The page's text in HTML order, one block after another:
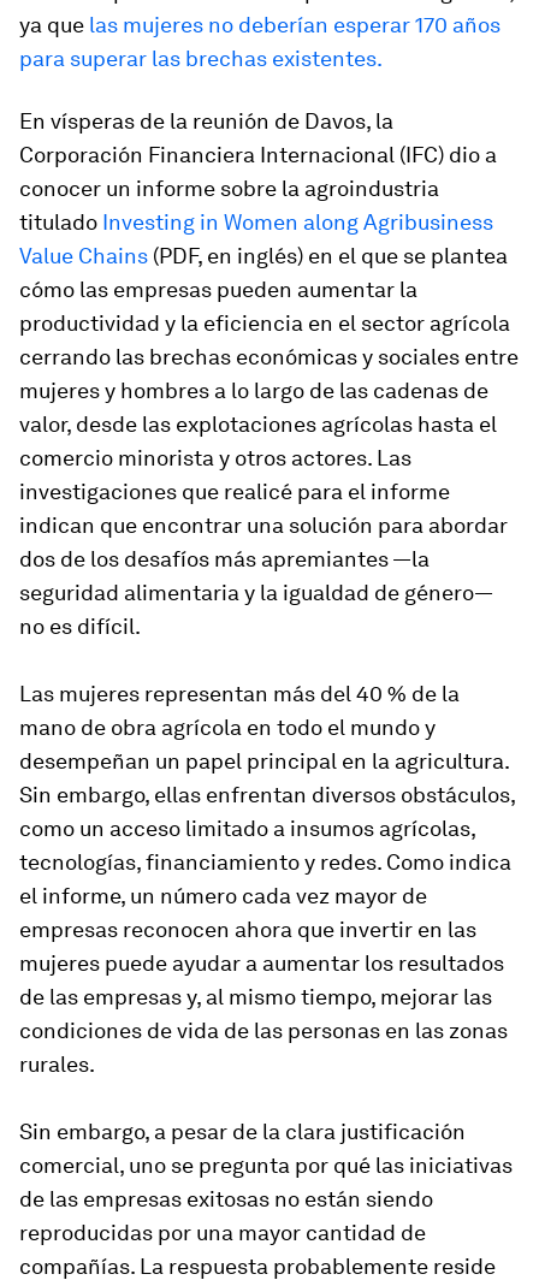
ya que las mujeres no deberían esperar 170 años
para superar las brechas existentes.
En vísperas de la reunión de Davos, la
Corporación Financiera Internacional (IFC) dio a
conocer un informe sobre la agroindustria
titulado Investing in Women along Agribusiness
Value Chains (PDF, en inglés) en el que se plantea
cómo las empresas pueden aumentar la
productividad y la eficiencia en el sector agrícola
cerrando las brechas económicas y sociales entre
mujeres y hombres a lo largo de las cadenas de
valor, desde las explotaciones agrícolas hasta el
comercio minorista y otros actores. Las
investigaciones que realicé para el informe
indican que encontrar una solución para abordar
dos de los desafíos más apremiantes —la
seguridad alimentaria y la igualdad de género—
no es difícil.
Las mujeres representan más del 40 % de la
mano de obra agrícola en todo el mundo y
desempeñan un papel principal en la agricultura.
Sin embargo, ellas enfrentan diversos obstáculos,
como un acceso limitado a insumos agrícolas,
tecnologías, financiamiento y redes. Como indica
el informe, un número cada vez mayor de
empresas reconocen ahora que invertir en las
mujeres puede ayudar a aumentar los resultados
de las empresas y, al mismo tiempo, mejorar las
condiciones de vida de las personas en las zonas
rurales.
Sin embargo, a pesar de la clara justificación
comercial, uno se pregunta por qué las iniciativas
de las empresas exitosas no están siendo
reproducidas por una mayor cantidad de
compañías. La respuesta probablemente reside